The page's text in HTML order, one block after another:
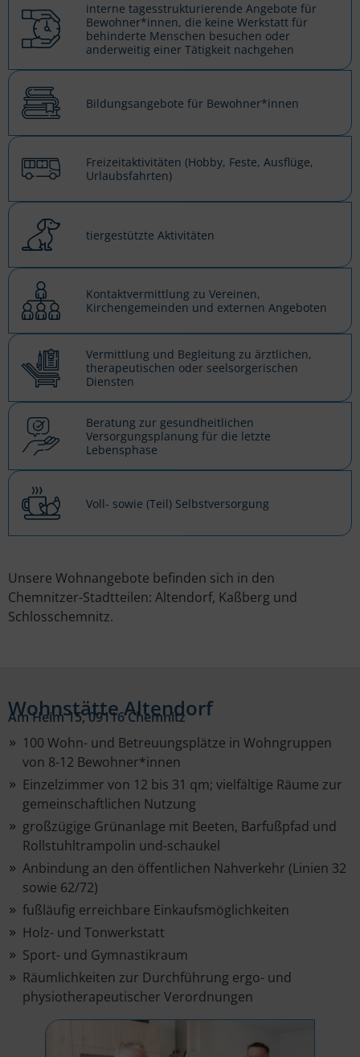
interne tagesstrukturierende Angebote für
Bewohner*innen, die keine Werkstatt für
behinderte Menschen besuchen oder
anderweitig einer Tätigkeit nachgehen
Bildungsangebote für Bewohner*innen
Freizeitaktivitäten (Hobby, Feste, Ausflüge,
Urlaubsfahrten)
tiergestützte Aktivitäten
Kontaktvermittlung zu Vereinen,
Kirchengemeinden und externen Angeboten
Vermittlung und Begleitung zu ärztlichen,
therapeutischen oder seelsorgerischen
Diensten
Beratung zur gesundheitlichen
Versorgungsplanung für die letzte
Lebensphase
Voll- sowie (Teil) Selbstversorgung
Unsere Wohnangebote befinden sich in den
Chemnitzer-Stadtteilen: Altendorf, Kaßberg und
Schlosschemnitz.
Wohnstätte Altendorf
Am Heim 15, 09116 Chemnitz
100 Wohn- und Betreuungsplätze in Wohngruppen
von 8-12 Bewohner*innen
Einzelzimmer von 12 bis 31 qm; vielfältige Räume zur
gemeinschaftlichen Nutzung
großzügige Grünanlage mit Beeten, Barfußpfad und
Rollstuhltrampolin und-schaukel
Anbindung an den öffentlichen Nahverkehr (Linien 32
sowie 62/72)
fußläufig erreichbare Einkaufsmöglichkeiten
Holz- und Tonwerkstatt
Sport- und Gymnastikraum
Räumlichkeiten zur Durchführung ergo- und
physiotherapeutischer Verordnungen